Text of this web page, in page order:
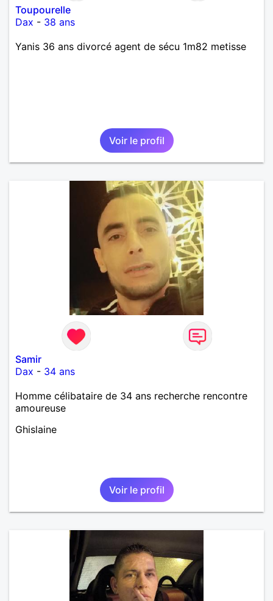
Toupourelle
Dax - 38 ans
Yanis 36 ans divorcé agent de sécu 1m82 metisse
Voir le profil
Samir
Dax - 34 ans
Homme célibataire de 34 ans recherche rencontre
amoureuse
Ghislaine
Voir le profil